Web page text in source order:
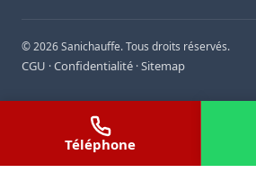
©2026Sanichauffe. Tous droits réservés.
CGU ·Confidentialité ·Sitemap